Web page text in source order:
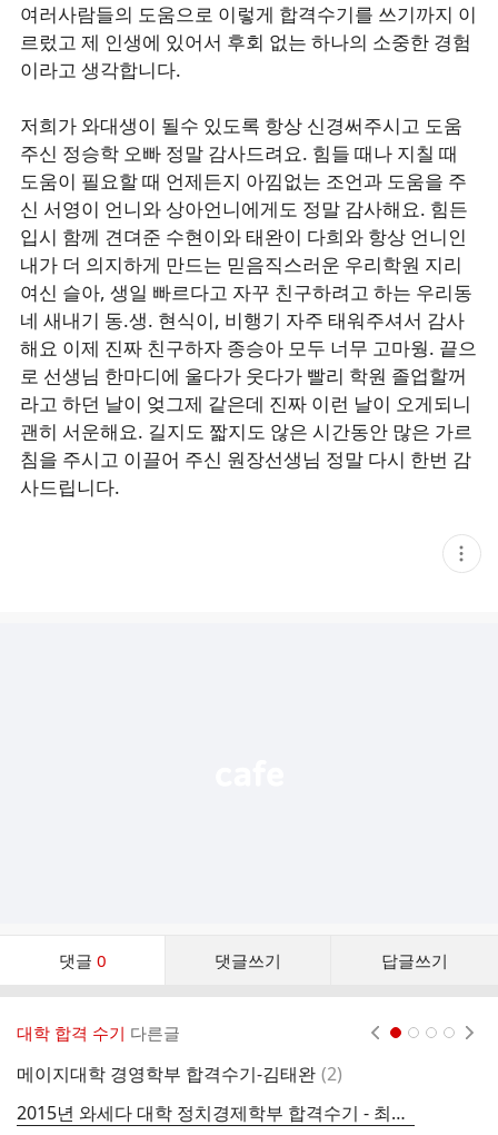
여러사람들의 도움으로 이렇게 합격수기를 쓰기까지 이
르렀고 제 인생에 있어서 후회 없는 하나의 소중한 경험
이라고 생각합니다.
저희가 와대생이 될수 있도록 항상 신경써주시고 도움
주신 정승학 오빠 정말 감사드려요. 힘들 때나 지칠 때
도움이 필요할 때 언제든지 아낌없는 조언과 도움을 주
신 서영이 언니와 상아언니에게도 정말 감사해요. 힘든
입시 함께 견뎌준 수현이와 태완이 다희와 항상 언니인
내가 더 의지하게 만드는 믿음직스러운 우리학원 지리
여신 슬아, 생일 빠르다고 자꾸 친구하려고 하는 우리동
네 새내기 동.생. 현식이, 비행기 자주 태워주셔서 감사
해요 이제 진짜 친구하자 종승아 모두 너무 고마웡. 끝으
로 선생님 한마디에 울다가 웃다가 빨리 학원 졸업할꺼
라고 하던 날이 엊그제 같은데 진짜 이런 날이 오게되니
괜히 서운해요. 길지도 짧지도 않은 시간동안 많은 가르
침을 주시고 이끌어 주신 원장선생님 정말 다시 한번 감
사드립니다.
현
재
댓글 0 댓글쓰기 답글쓰기
댓
대학 합격 수기 다른글
메이지대학 경영학부 합격수기-김태완 댓
(2)
2015년 와세다 대학 정치경제학부 합격수기 - 최유리